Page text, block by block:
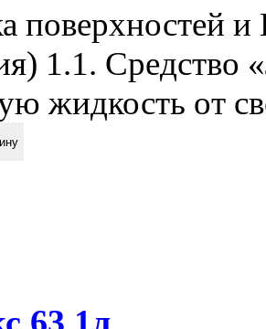
поверхностей
1.1. Средство
жидкость от